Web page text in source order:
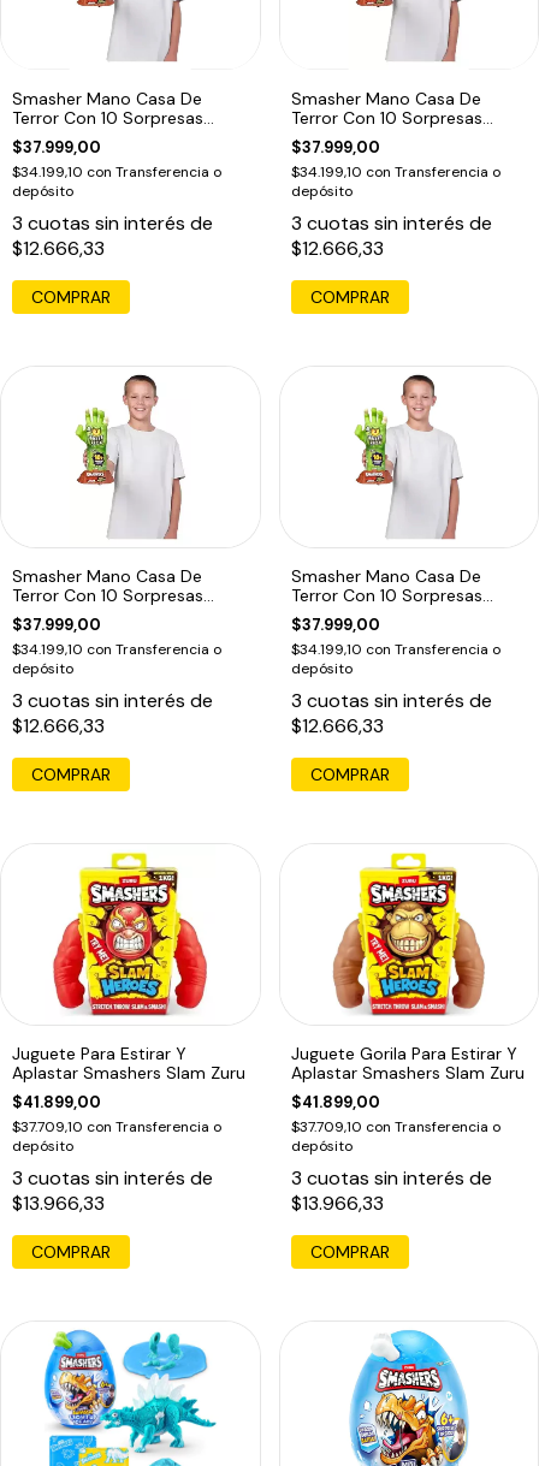
Smasher Mano Casa De
Terror Con 10 Sorpresas
Tiburón
$37.999,00
$34.199,10 con Transferencia o
depósito
3 cuotas sin interés de
$12.666,33
Smasher Mano Casa De
Terror Con 10 Sorpresas
Lobo
$37.999,00
$34.199,10 con Transferencia o
depósito
3 cuotas sin interés de
$12.666,33
Smasher Mano Casa De
Terror Con 10 Sorpresas
Zombie
$37.999,00
$34.199,10 con Transferencia o
depósito
3 cuotas sin interés de
$12.666,33
Smasher Mano Casa De
Terror Con 10 Sorpresas
Frankenstein
$37.999,00
$34.199,10 con Transferencia o
depósito
3 cuotas sin interés de
$12.666,33
Juguete Para Estirar Y
Aplastar Smashers Slam Zuru
$41.899,00
$37.709,10 con Transferencia o
depósito
3 cuotas sin interés de
$13.966,33
Juguete Gorila Para Estirar Y
Aplastar Smashers Slam Zuru
$41.899,00
$37.709,10 con Transferencia o
depósito
3 cuotas sin interés de
$13.966,33